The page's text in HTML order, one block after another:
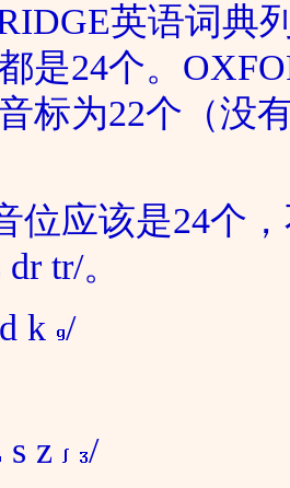
英语词典
是24个。
标为22个（没
位应该是24个
tr/。
k /
s z
/